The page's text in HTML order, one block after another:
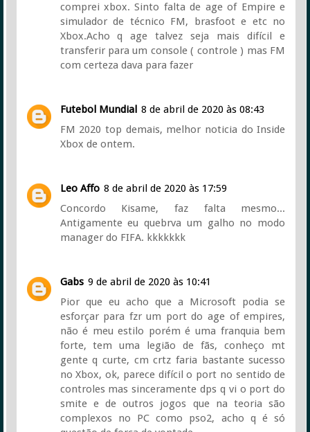
comprei xbox. Sinto falta de age of Empire e
simulador de técnico FM, brasfoot e etc no
Xbox.Acho q age talvez seja mais difícil e
transferir para um console ( controle ) mas FM
com certeza dava para fazer
Futebol Mundial 8 de abril de 2020 às 08:43
FM 2020 top demais, melhor noticia do Inside
Xbox de ontem.
Leo Affo 8 de abril de 2020 às 17:59
Concordo Kisame, faz falta mesmo...
Antigamente eu quebrva um galho no modo
manager do FIFA. kkkkkkk
Gabs 9 de abril de 2020 às 10:41
Pior que eu acho que a Microsoft podia se
esforçar para fzr um port do age of empires,
não é meu estilo porém é uma franquia bem
forte, tem uma legião de fãs, conheço mt
gente q curte, cm crtz faria bastante sucesso
no Xbox, ok, parece difícil o port no sentido de
controles mas sinceramente dps q vi o port do
smite e de outros jogos que na teoria são
complexos no PC como pso2, acho q é só